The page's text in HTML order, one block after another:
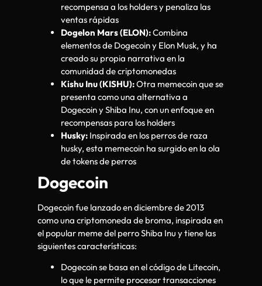
recompensa a los holders y penaliza las
ventas rápidas
Dogelon Mars (ELON):Combina
elementos de Dogecoin y Elon Musk, y ha
creado su propia narrativa en la
comunidad de criptomonedas
Kishu Inu (KISHU):Otra memecoin que se
presenta como una alternativa a
Dogecoin y Shiba Inu, con un enfoque en
recompensas para los holders
Husky: Inspirada en los perros de raza
husky, esta memecoin ha surgido en la ola
de tokens de perros
Dogecoin
Dogecoin fue lanzado en diciembre de 2013
como una criptomoneda de broma, inspirada en
el popular meme del perro Shiba Inu y tiene las
siguientes características:
Dogecoin se basa en el código de Litecoin,
lo que le permite procesar transacciones